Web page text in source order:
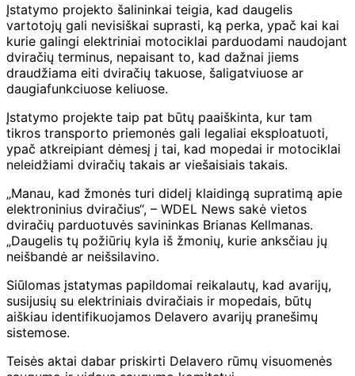
Įstatymo projekto šalininkai teigia, kad daugelis
vartotojų gali nevisiškai suprasti, ką perka, ypač kai kai
kurie galingi elektriniai motociklai parduodami naudojant
dviračių terminus, nepaisant to, kad dažnai jiems
draudžiama eiti dviračių takuose, šaligatviuose ar
daugiafunkciuose keliuose.
Įstatymo projekte taip pat būtų paaiškinta, kur tam
tikros transporto priemonės gali legaliai eksploatuoti,
ypač atkreipiant dėmesį į tai, kad mopedai ir motociklai
neleidžiami dviračių takais ar viešaisiais takais.
„Manau, kad žmonės turi didelį klaidingą supratimą apie
elektroninius dviračius“, – WDEL News sakė vietos
dviračių parduotuvės savininkas Brianas Kellmanas.
„Daugelis tų požiūrių kyla iš žmonių, kurie anksčiau jų
neišbandė ar neišsilavino.
Siūlomas įstatymas papildomai reikalautų, kad avarijų,
susijusių su elektriniais dviračiais ir mopedais, būtų
aiškiau identifikuojamos Delavero avarijų pranešimų
sistemose.
Teisės aktai dabar priskirti Delavero rūmų visuomenės